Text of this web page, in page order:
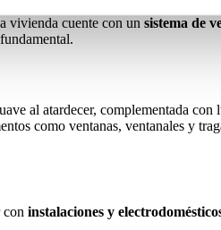
vivienda cuente con un sistema de
al atardecer, complementada
como ventanas, ventanales y
con instalaciones y